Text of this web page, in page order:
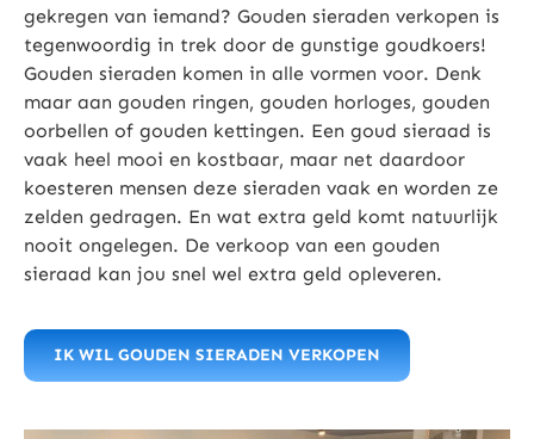
gekregen van iemand? Gouden sieraden verkopen is
tegenwoordig in trek door de gunstige goudkoers!
Gouden sieraden komen in alle vormen voor. Denk
maar aan gouden ringen, gouden horloges, gouden
oorbellen of gouden kettingen. Een goud sieraad is
vaak heel mooi en kostbaar, maar net daardoor
koesteren mensen deze sieraden vaak en worden ze
zelden gedragen. En wat extra geld komt natuurlijk
nooit ongelegen. De verkoop van een gouden
sieraad kan jou snel wel extra geld opleveren.
IK WIL GOUDEN SIERADEN VERKOPEN